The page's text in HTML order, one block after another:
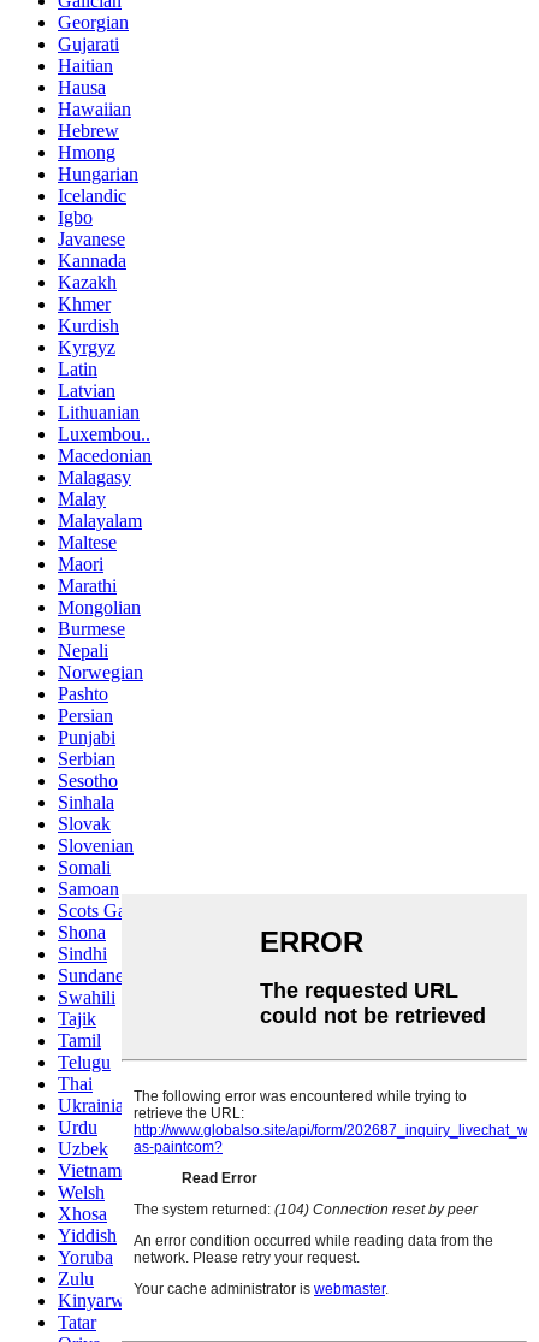
Georgian
Gujarati
Haitian
Hausa
Hawaiian
Hebrew
Hmong
Hungarian
Icelandic
Igbo
Javanese
Kannada
Kazakh
Khmer
Kurdish
Kyrgyz
Latin
Latvian
Lithuanian
Luxembou..
Macedonian
Malagasy
Malay
Malayalam
Maltese
Maori
Marathi
Mongolian
Burmese
Nepali
Norwegian
Pashto
Persian
Punjabi
Serbian
Sesotho
Sinhala
Slovak
Slovenian
Somali
Samoan
Scots Gaelic
Shona
Sindhi
Sundanese
Swahili
Tajik
Tamil
Telugu
Thai
Ukrainian
Urdu
Uzbek
Vietnamese
Welsh
Xhosa
Yiddish
Yoruba
Zulu
Kinyarwanda
Tatar